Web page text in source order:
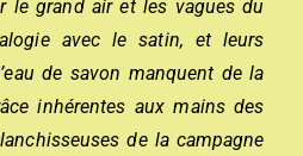
le grand air et les vagues du
avec le satin, et leurs
de savon manquent de la
inhérentes aux mains des
de la campagne